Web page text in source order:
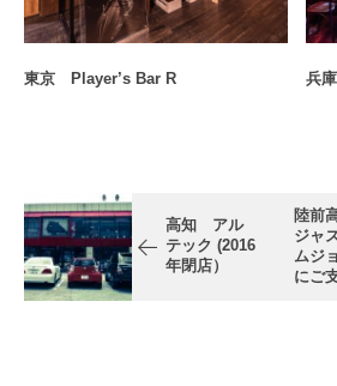
東京 Player’s Bar R 兵
高知 アル
テック (2016
年閉店）
陸前
ジャ
ムジ
にご